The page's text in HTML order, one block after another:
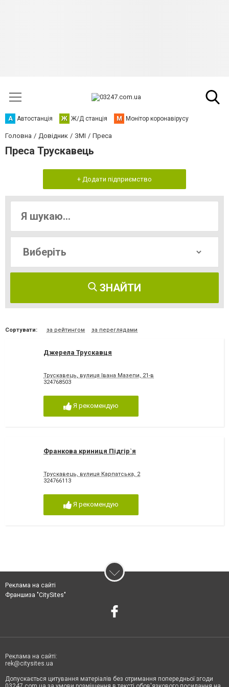
А Автостанція Ж Ж/Д станція М Монітор коронавірусу
Головна Довідник ЗМІ Преса
Преса Трускавець
+ Додати підприємство
ЗНАЙТИ
Сортувати: за рейтингом за переглядами
Джерела Трускавця
Трускавець, вулиця Івана Мазепи, 21-в
324768503
Я рекомендую
Франкова криниця Підгір`я
Трускавець, вулиця Карпатська, 2
324766113
Я рекомендую
Реклама на сайті
Франшиза "CitySites"
Реклама на сайті:
rek@citysites.ua
Допускається цитування матеріалів без отримання попередньої згоди